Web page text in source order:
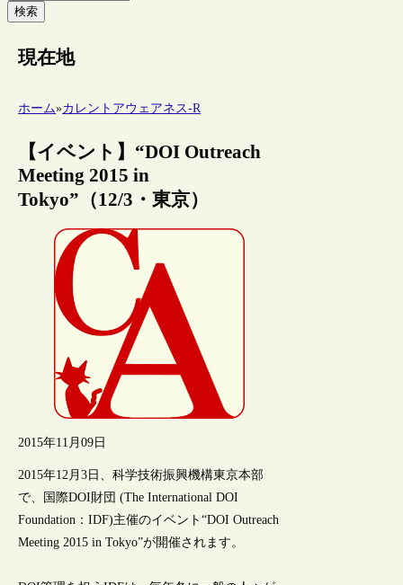
検索
現在地
ホーム»カレントアウェアネス-R
【イベント】“DOI Outreach
Meeting 2015 in
Tokyo”（12/3・東京）
2015年11月09日
2015年12月3日、科学技術振興機構東京本部
で、国際DOI財団 (The International DOI
Foundation：IDF)主催のイベント“DOI Outreach
Meeting 2015 in Tokyo”が開催されます。